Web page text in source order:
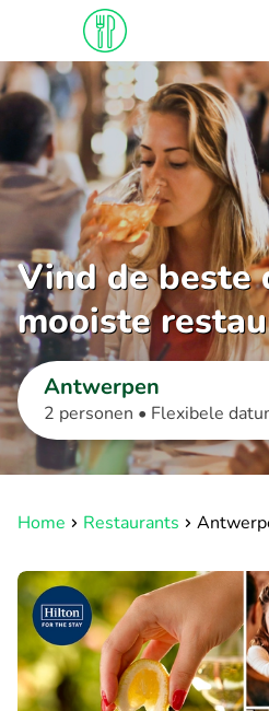
Vind de beste
mooiste
Antwerpen
2 personen • Flexibele
Home Restaurants